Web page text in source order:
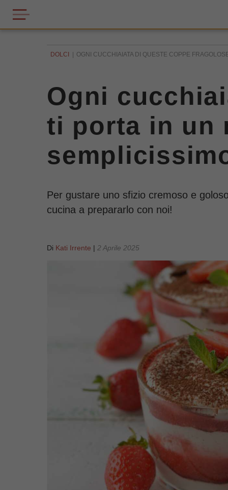
DOLCI OGNI CUCCHIAIATA DI QUESTE COPPE
Ogni
ti porta in un
Per gustare uno sfizio cremoso e
cucina a prepararlo con noi!
Di Kati Irrente | 2 Aprile 2025